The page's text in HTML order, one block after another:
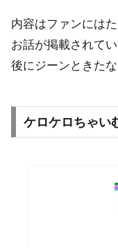
内容はファンには
お話が掲載されて
後にジーンときた
ケロケロちゃ